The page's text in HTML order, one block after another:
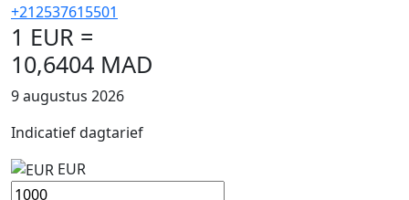
+212537615501
1 EUR =
10,6404 MAD
9 augustus 2026
Indicatief dagtarief
EUR